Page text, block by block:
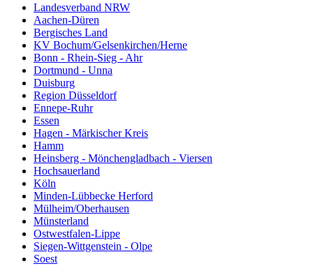
Landesverband NRW
Aachen-Düren
Bergisches Land
KV Bochum/Gelsenkirchen/Herne
Bonn - Rhein-Sieg - Ahr
Dortmund - Unna
Duisburg
Region Düsseldorf
Ennepe-Ruhr
Essen
Hagen - Märkischer Kreis
Hamm
Heinsberg - Mönchengladbach - Viersen
Hochsauerland
Köln
Minden-Lübbecke Herford
Mülheim/Oberhausen
Münsterland
Ostwestfalen-Lippe
Siegen-Wittgenstein - Olpe
Soest